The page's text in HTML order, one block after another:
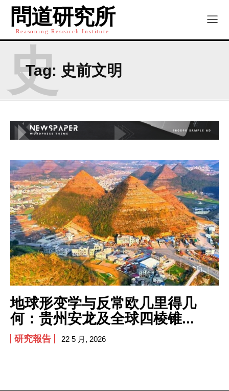
I WANT IN
I've read and accept thePrivacy Policy.
問道研究所
Reasoning Research Institute
Tag: 史前文明
史
地球形变学与反常欧几里得几
何：贵州安龙及全球四棱锥...
研究報告 22 5 月, 2026